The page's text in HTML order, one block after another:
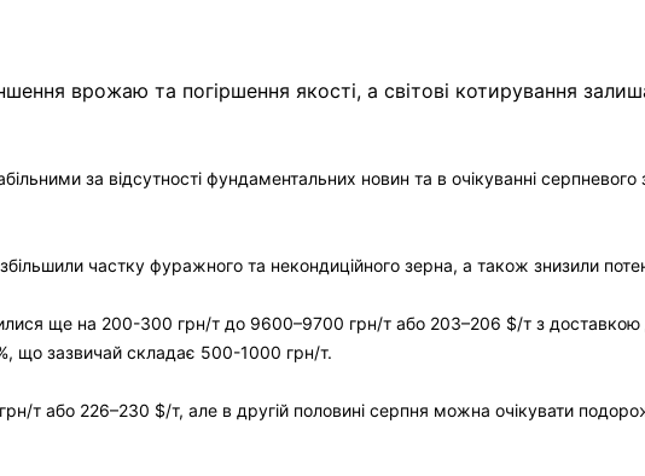
за відсутності фундаментальних новин та в очікуванні серпневого
збільшили частку фуражного та некондиційного зерна, а також знизили
ще на 200-300 грн/т до 9600–9700 грн/т або 203–206 $/т з
що зазвичай складає 500-1000 грн/т.
т або 226–230 $/т, але в другій половині серпня можна очікувати